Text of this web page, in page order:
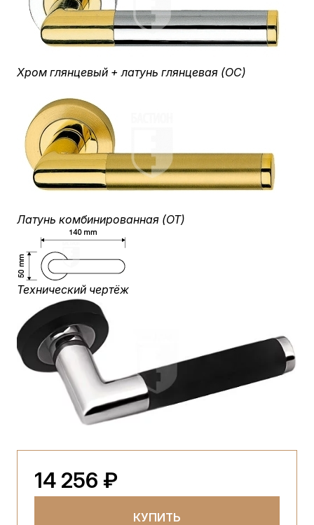
Хром глянцевый + латунь глянцевая (OC)
Латунь комбинированная (OT)
Технический чертёж
14 256 ₽
КУПИТЬ